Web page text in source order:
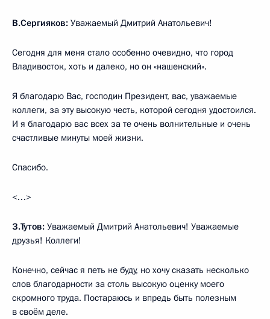
В.Сергияков: Уважаемый Дмитрий Анатольевич!
Сегодня для меня стало особенно очевидно, что город
Владивосток, хоть и далеко, но он «нашенский».
Я благодарю Вас, господин Президент, вас, уважаемые
коллеги, за эту высокую честь, которой сегодня удостоился.
И я благодарю вас всех за те очень волнительные и очень
счастливые минуты моей жизни.
Спасибо.
<…>
З.Тутов: Уважаемый Дмитрий Анатольевич! Уважаемые
друзья! Коллеги!
Конечно, сейчас я петь не буду, но хочу сказать несколько
слов благодарности за столь высокую оценку моего
скромного труда. Постараюсь и впредь быть полезным
в своём деле.